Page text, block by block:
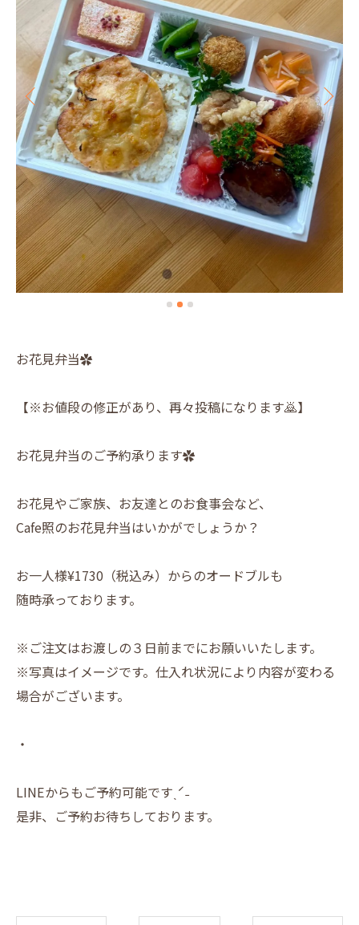
お花見弁当✿
【※お値段の修正があり、再々投稿になります🙇】
お花見弁当のご予約承ります✿
お花見やご家族、お友達とのお食事会など、
Cafe照のお花見弁当はいかがでしょうか？
お一人様¥1730（税込み）からのオードブルも
随時承っております。
※ご注文はお渡しの３日前までにお願いいたします。
※写真はイメージです。仕入れ状況により内容が変わる
場合がございます。
・
LINEからもご予約可能ですˎˊ˗
是非、ご予約お待ちしております。